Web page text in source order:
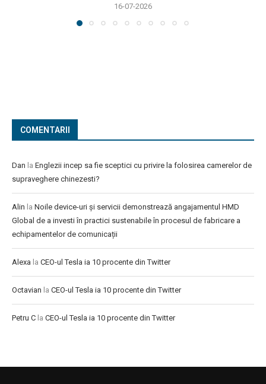
16-07-2026
COMENTARII
Dan la Englezii incep sa fie sceptici cu privire la folosirea camerelor de
supraveghere chinezesti?
Alin la Noile device-uri și servicii demonstrează angajamentul HMD
Global de a investi în practici sustenabile în procesul de fabricare a
echipamentelor de comunicații
Alexa la CEO-ul Tesla ia 10 procente din Twitter
Octavian la CEO-ul Tesla ia 10 procente din Twitter
Petru C la CEO-ul Tesla ia 10 procente din Twitter